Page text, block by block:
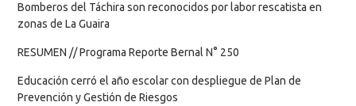
Bomberos del Táchira son reconocidos por labor rescatista en
zonas de La Guaira
RESUMEN // Programa Reporte Bernal N° 250
Educación cerró el año escolar con despliegue de Plan de
Prevención y Gestión de Riesgos